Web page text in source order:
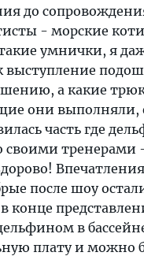
до
- морские
умнички, я
выступление
а какие
они выполняли,
часть где
своими тренерами
после шоу
конце
в
плату и можно